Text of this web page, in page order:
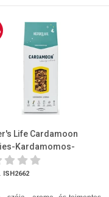
Life Cardamoon
Kardamomos-
Gabonapehel...
ISH2662